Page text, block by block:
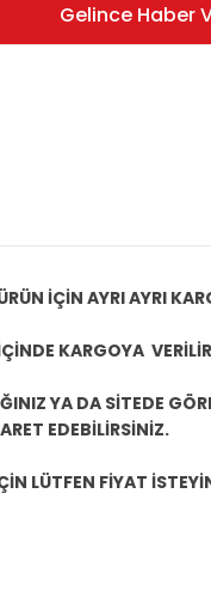
Gelince Haber
İÇİN AYRI AYRI
KARGOYA
YA DA SİTEDE
EDEBİLİRSİNİZ.
LÜTFEN FİYAT